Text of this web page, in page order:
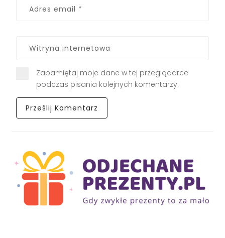
Zapamiętaj moje dane w tej przeglądarce
podczas pisania kolejnych komentarzy.